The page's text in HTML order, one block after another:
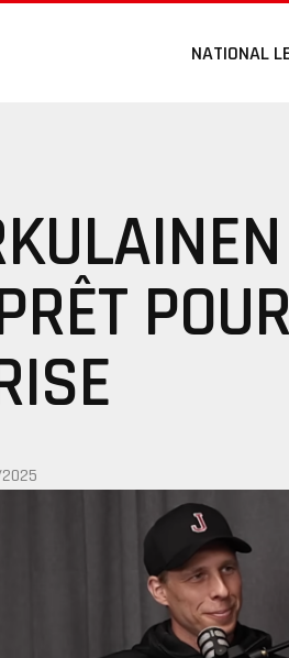
NATIONAL